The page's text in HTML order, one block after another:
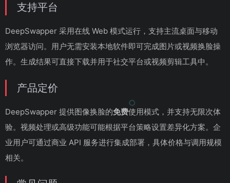
支持平台
DeepSwapper 采用在线 Web 模式运行，支持主流桌面与移动
浏览器访问。用户无需安装本地软件即可完成图片或视频换脸操
作。生成结果可直接下载并用于社交平台或视频剪辑工具中。
产品定价
DeepSwapper 提供图像换脸的免费使用模式，并支持无限次体
验。视频处理或高级功能可能根据平台策略设置差异化方案。企
业用户可通过商业 API 服务进行集成部署，具体价格与调用规模
相关。